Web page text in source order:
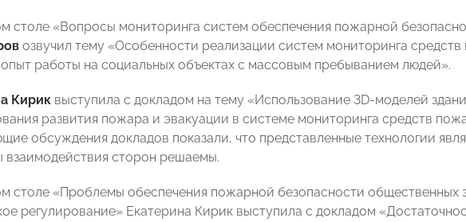
столе «Вопросы мониторинга систем обеспечения пожарной
озвучил тему «Особенности реализации систем мониторинга
работы на социальных объектах с массовым пребыванием людей».
Кирик выступила с докладом на тему «Использование 3D-моделей
развития пожара и эвакуации в системе мониторинга средств
обсуждения докладов показали, что представленные технологии
взаимодействия сторон решаемы.
столе «Проблемы обеспечения пожарной безопасности общественных
регулирование» Екатерина Кирик выступила с докладом